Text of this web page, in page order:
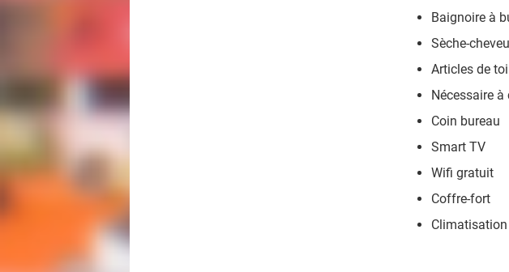
Baignoire à
Sèche-
Articles de
Nécessaire
Coin bureau
Smart TV
Wifi gratuit
Coffre-fort
Climatisation